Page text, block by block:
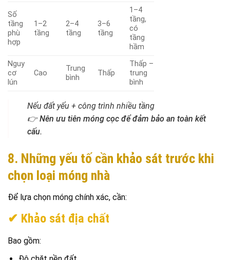
Số
tầng
phù
hợp
1–2
tầng
2–4
tầng
3–6
tầng
1–4
tầng,
có
tầng
hầm
Nguy
cơ
lún
Cao
Trung
bình
Thấp
Thấp –
trung
bình
Nếu đất yếu + công trình nhiều tầng
👉Nên ưu tiên móng cọc để đảm bảo an toàn kết
cấu.
8. Những yếu tố cần khảo sát trước khi
chọn loại móng nhà
Để lựa chọn móng chính xác, cần:
✔ Khảo sát địa chất
Bao gồm: